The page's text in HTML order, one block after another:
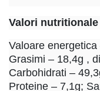
Valori nutritionale
Valoare
Grasimi – 18,4g ,
Carbohidrati –
Proteine – 7,1g;